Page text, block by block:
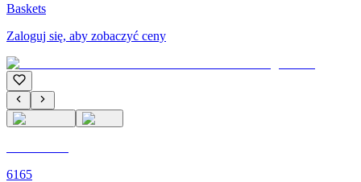
Baskets
Zaloguj się, aby zobaczyć ceny
6165